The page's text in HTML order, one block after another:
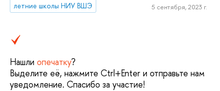
летние школы НИУ ВШЭ
5 сентября, 2023 г.
Нашли опечатку?
Выделите её, нажмите Ctrl+Enter и отправьте нам
уведомление. Спасибо за участие!